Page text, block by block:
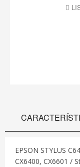
EPSON STYLUS
CX6400, CX6601 /